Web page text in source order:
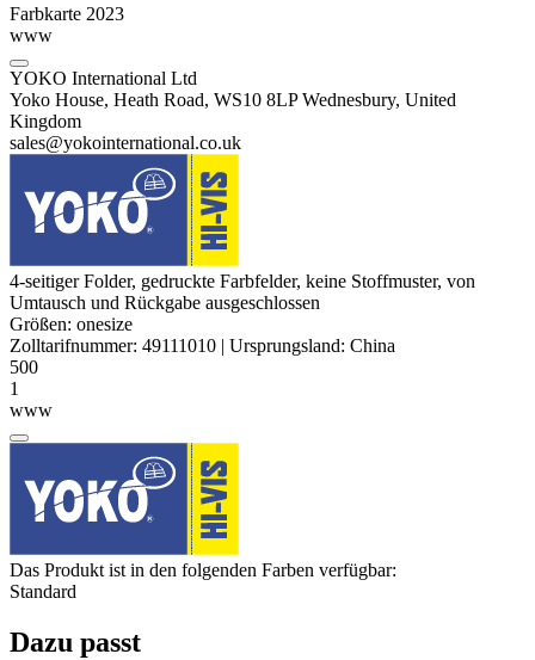
Farbkarte 2023
www
YOKO International Ltd
Yoko House, Heath Road, WS10 8LP Wednesbury, United
Kingdom
sales@yokointernational.co.uk
4-seitiger Folder, gedruckte Farbfelder, keine Stoffmuster, von
Umtausch und Rückgabe ausgeschlossen
Größen: onesize
Zolltarifnummer: 49111010 | Ursprungsland: China
500
1
www
Das Produkt ist in den folgenden Farben verfügbar:
Standard
Dazu passt